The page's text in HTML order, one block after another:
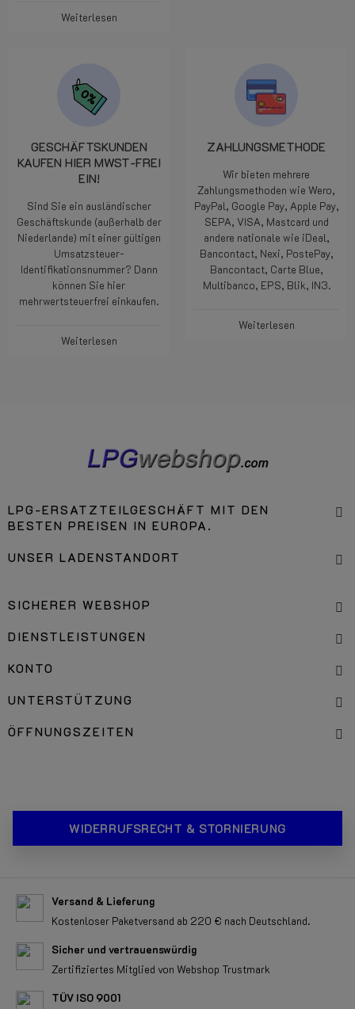
Weiterlesen
GESCHÄFTSKUNDEN
KAUFEN HIER MWST-FREI
EIN!
Sind Sie ein ausländischer
Geschäftskunde (außerhalb der
Niederlande) mit einer gültigen
Umsatzsteuer-
Identifikationsnummer? Dann
können Sie hier
mehrwertsteuerfrei einkaufen.
Weiterlesen
ZAHLUNGSMETHODE
Wir bieten mehrere
Zahlungsmethoden wie Wero,
PayPal, Google Pay, Apple Pay,
SEPA, VISA, Mastcard und
andere nationale wie iDeal,
Bancontact, Nexi, PostePay,
Bancontact, Carte Blue,
Multibanco, EPS, Blik, IN3.
Weiterlesen
LPG-ERSATZTEILGESCHÄFT MIT DEN
BESTEN PREISEN IN EUROPA.
UNSER LADENSTANDORT
SICHERER WEBSHOP
DIENSTLEISTUNGEN
KONTO
UNTERSTÜTZUNG
ÖFFNUNGSZEITEN
WIDERRUFSRECHT & STORNIERUNG
Versand & Lieferung
Kostenloser Paketversand ab 220 € nach Deutschland.
Sicher und vertrauenswürdig
Zertifiziertes Mitglied von Webshop Trustmark
TÜV ISO 9001